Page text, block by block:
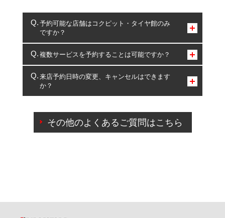
予約可能な店舗はコクピット・タイヤ館のみ
ですか？
コクピット・タイヤ館のみとなります。
複数サービスを予約することは可能ですか？
複数サービスのご予約は可能です。
一部の商品・サービスの組み合わせに限り、同時にご予約が
出来ないものもございます。
来店予約日時の変更、キャンセルはできます
か？
ご来店予約日の3営業日前を過ぎている場合のご予約
の日時変更につきましては、直接ご予約の店舗まで
その他のよくあるご質問はこちら